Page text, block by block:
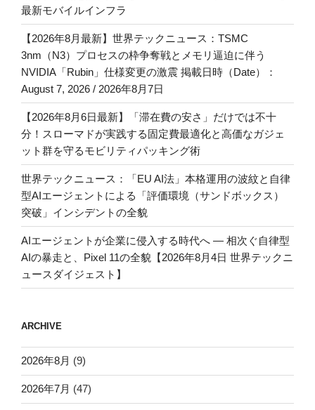
最新モバイルインフラ
【2026年8月最新】世界テックニュース：TSMC
3nm（N3）プロセスの枠争奪戦とメモリ逼迫に伴う
NVIDIA「Rubin」仕様変更の激震 掲載日時（Date）：
August 7, 2026 / 2026年8月7日
【2026年8月6日最新】「滞在費の安さ」だけでは不十
分！スローマドが実践する固定費最適化と高価なガジェ
ット群を守るモビリティパッキング術
世界テックニュース：「EU AI法」本格運用の波紋と自律
型AIエージェントによる「評価環境（サンドボックス）
突破」インシデントの全貌
AIエージェントが企業に侵入する時代へ — 相次ぐ自律型
AIの暴走と、Pixel 11の全貌【2026年8月4日 世界テックニ
ュースダイジェスト】
ARCHIVE
2026年8月 (9)
2026年7月 (47)